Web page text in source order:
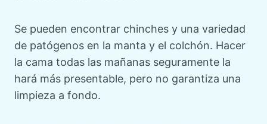
Se pueden encontrar chinches y una variedad
de patógenos en la manta y el colchón. Hacer
la cama todas las mañanas seguramente la
hará más presentable, pero no garantiza una
limpieza a fondo.